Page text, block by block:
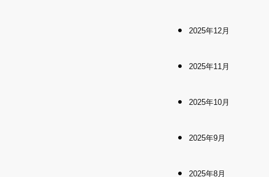
2025年12月
2025年11月
2025年10月
2025年9月
2025年8月